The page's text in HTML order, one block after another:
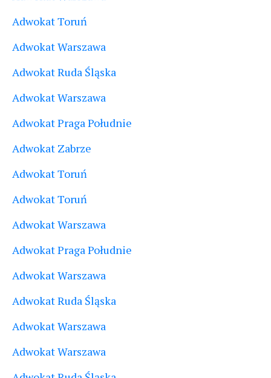
Adwokat Toruń
Adwokat Warszawa
Adwokat Ruda Śląska
Adwokat Warszawa
Adwokat Praga Południe
Adwokat Zabrze
Adwokat Toruń
Adwokat Toruń
Adwokat Warszawa
Adwokat Praga Południe
Adwokat Warszawa
Adwokat Ruda Śląska
Adwokat Warszawa
Adwokat Warszawa